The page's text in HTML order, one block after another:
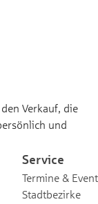
Verkauf, die
und
Service
Termine &
Stadtbezirke